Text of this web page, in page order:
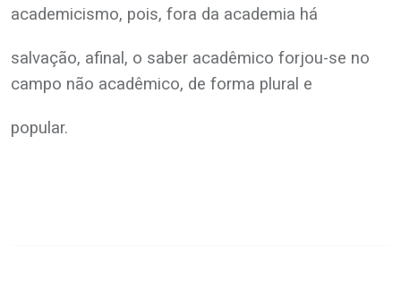
academicismo, pois, fora da academia há
salvação, afinal, o saber acadêmico forjou-se no
campo não acadêmico, de forma plural e
popular.